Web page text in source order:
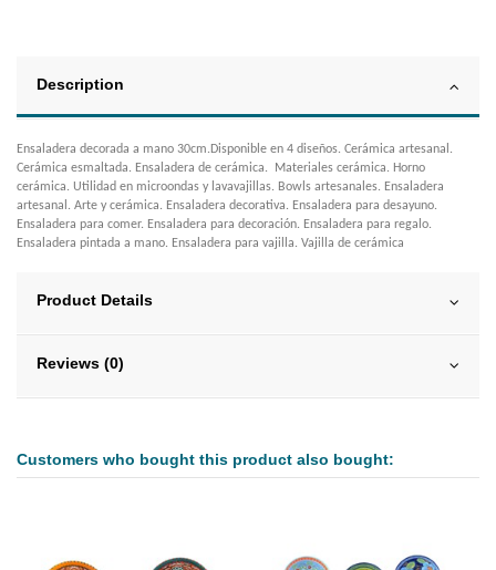
Description
Ensaladera decorada a mano 30cm.Disponible en 4 diseños. Cerámica artesanal.
Cerámica esmaltada. Ensaladera de cerámica. Materiales cerámica. Horno
cerámica. Utilidad en microondas y lavavajillas. Bowls artesanales. Ensaladera
artesanal. Arte y cerámica. Ensaladera decorativa. Ensaladera para desayuno.
Ensaladera para comer. Ensaladera para decoración. Ensaladera para regalo.
Ensaladera pintada a mano. Ensaladera para vajilla. Vajilla de cerámica
Product Details
Reviews (0)
Customers who bought this product also bought: